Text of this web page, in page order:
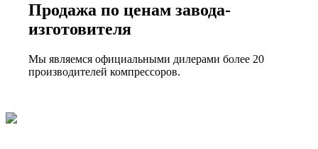
Продажа по ценам завода-
изготовителя
Мы являемся официальными дилерами более 20
производителей компрессоров.